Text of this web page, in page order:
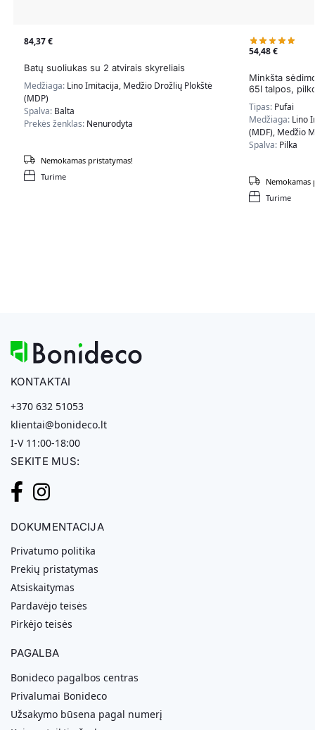
84,37€
Batų suoliukas su 2 atvirais skyreliais
Medžiaga: Lino Imitacija, Medžio Drožlių Plokštė
(MDP)
Spalva: Balta
Prekės ženklas: Nenurodyta
Turime
Nemokamas pristatymas!
54,48€
Minkšta
65l talpos,
Tipas: Pufai
Medžiaga: Lino
(MDF), Medžio
Spalva: Pilka
Turime
Nemokamas
KONTAKTAI
+370 632 51053
klientai@bonideco.lt
I-V 11:00-18:00
SEKITE MUS:
DOKUMENTACIJA
Privatumo politika
Prekių pristatymas
Atsiskaitymas
Pardavėjo teisės
Pirkėjo teisės
PAGALBA
Bonideco pagalbos centras
Privalumai Bonideco
Užsakymo būsena pagal numerį